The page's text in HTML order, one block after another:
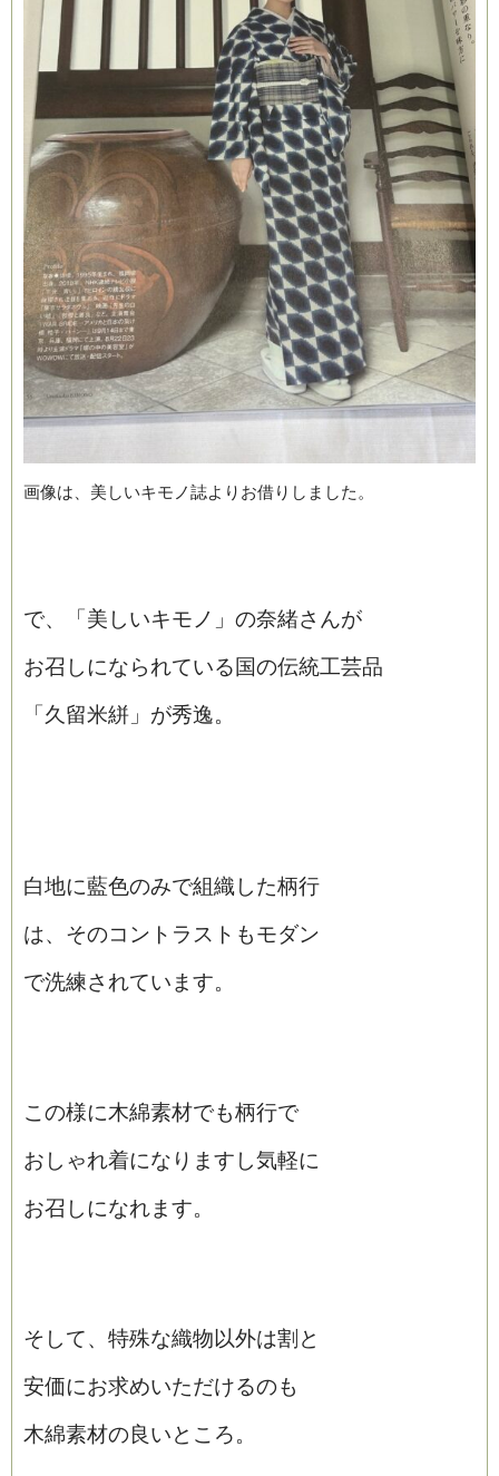
画像は、美しいキモノ誌よりお借りしました。
で、「美しいキモノ」の奈緒さんが
お召しになられている国の伝統工芸品
「久留米絣」が秀逸。
白地に藍色のみで組織した柄行
は、そのコントラストもモダン
で洗練されています。
この様に木綿素材でも柄行で
おしゃれ着になりますし気軽に
お召しになれます。
そして、特殊な織物以外は割と
安価にお求めいただけるのも
木綿素材の良いところ。